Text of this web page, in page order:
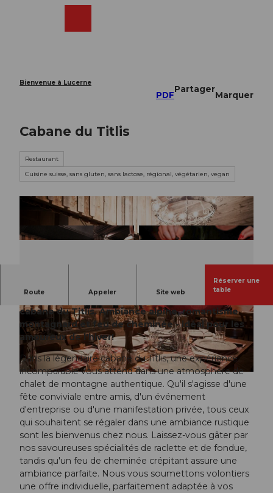
Bienvenue à Lucerne
PDF
Partager
Marquer
Cabane du Titlis
Restaurant
Cuisine suisse, sans gluten, sans lactose, régional, végétarien, vegan
© Hotel Seeburg |
© Hotel Seeburg | CC-BY © Hotel Seeburg |CC-BY
Route Appeler Site web
Réserver une
table
Savourez raclette et fondue dans la légendaire
cabane du Titlis. Ambiance alpine, romantisme
montagnard et feu de cheminée - idéal pour les
amoureux de l'hiver!
Dans la légendaire cabane du Titlis, une expérience
incomparable vous attend dans une atmosphère de
chalet de montagne authentique. Qu'il s'agisse d'une
fête conviviale entre amis, d'un événement
d'entreprise ou d'une manifestation privée, tous ceux
qui souhaitent se régaler dans une ambiance rustique
sont les bienvenus chez nous. Laissez-vous gâter par
nos savoureuses spécialités de raclette et de fondue,
tandis qu'un feu de cheminée crépitant assure une
ambiance parfaite. Nous vous soumettons volontiers
une offre individuelle, parfaitement adaptée à vos